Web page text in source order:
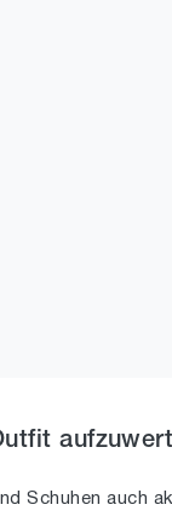
Schuhen auch